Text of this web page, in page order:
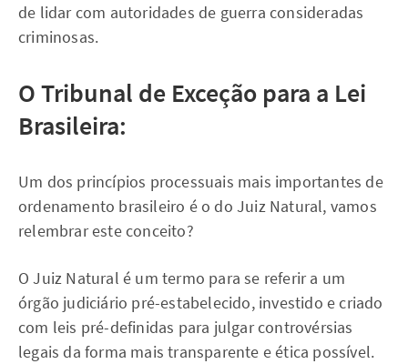
de lidar com autoridades de guerra consideradas
criminosas.
O Tribunal de Exceção para a Lei
Brasileira:
Um dos princípios processuais mais importantes de
ordenamento brasileiro é o do Juiz Natural, vamos
relembrar este conceito?
O Juiz Natural é um termo para se referir a um
órgão judiciário pré-estabelecido, investido e criado
com leis pré-definidas para julgar controvérsias
legais da forma mais transparente e ética possível.